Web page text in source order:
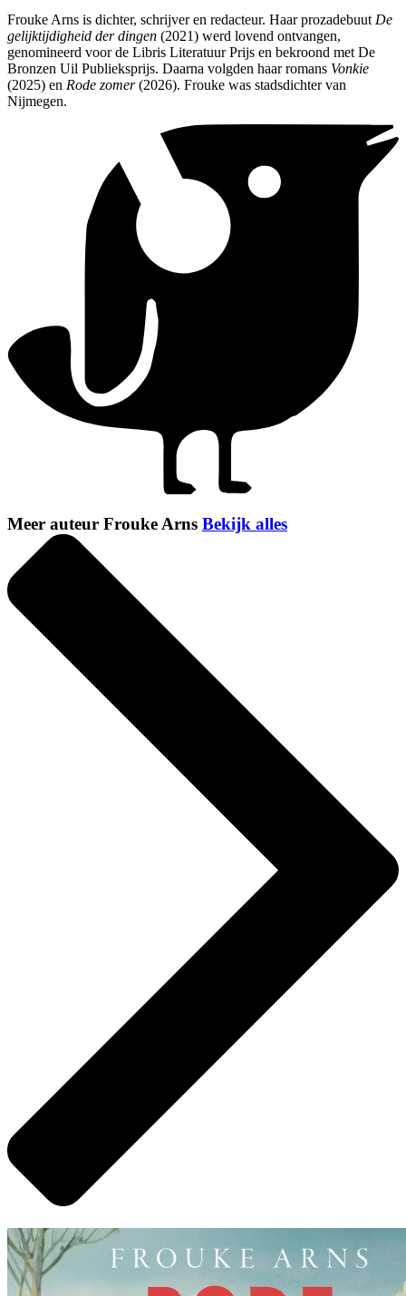
Frouke Arns is dichter, schrijver en redacteur. Haar prozadebuut De
gelijktijdigheid der dingen (2021) werd lovend ontvangen,
genomineerd voor de Libris Literatuur Prijs en bekroond met De
Bronzen Uil Publieksprijs. Daarna volgden haar romans Vonkie
(2025) en Rode zomer(2026). Frouke was stadsdichter van
Nijmegen.
Meer auteur Frouke Arns Bekijk alles